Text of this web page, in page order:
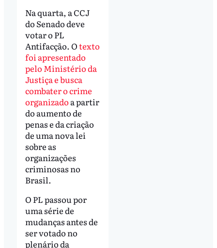
Na quarta, a CCJ
do Senado deve
votar o PL
Antifacção. Otexto
foi apresentado
pelo Ministério da
Justiça e busca
combater o crime
organizado a partir
do aumento de
penas e da criação
de uma nova lei
sobre as
organizações
criminosas no
Brasil.
O PL passou por
uma série de
mudanças antes de
ser votado no
plenário da